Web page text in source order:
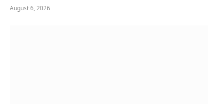
August 6, 2026